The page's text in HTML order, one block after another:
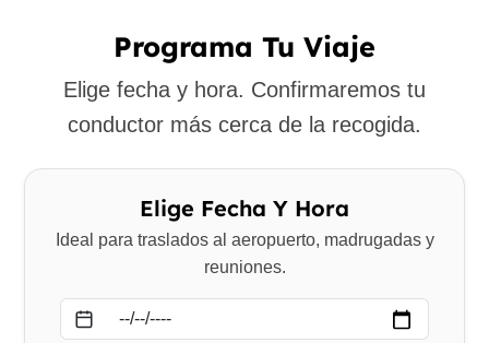
Programa Tu Viaje
Elige fecha y hora. Confirmaremos tu
conductor más cerca de la recogida.
Elige Fecha Y Hora
Ideal para traslados al aeropuerto, madrugadas y
reuniones.